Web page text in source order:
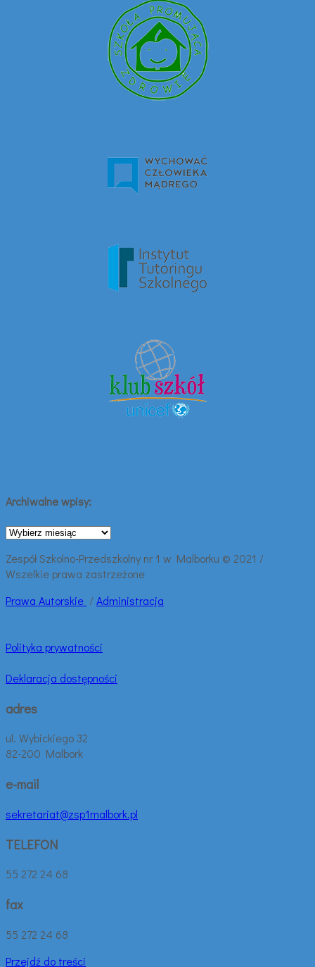
Archiwalne wpisy:
Archiwalne
Zespół Szkolno-Przedszkolny nr 1 w Malborku © 2021 /
Wszelkie prawa zastrzeżone
Prawa Autorskie /Administracja
Polityka prywatności
Deklaracja dostępności
adres
ul. Wybickiego 32
82-200 Malbork
e-mail
sekretariat@zsp1malbork.pl
TELEFON
55 272 24 68
fax
55 272 24 68
Przejdź do treści